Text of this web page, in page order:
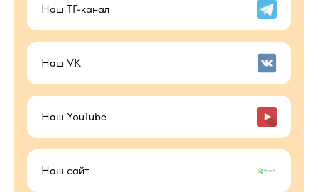
Наш ТГ-канал
Наш VK
Наш YouTube
Наш сайт